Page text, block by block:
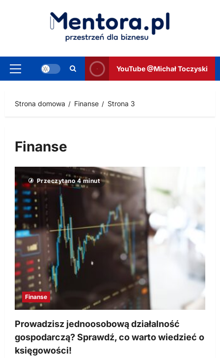
Menu
YouTube @Michał Toczyski
Strona domowa Finanse Strona 3
Finanse
Przeczytano 4 minut
Finanse
Prowadzisz jednoosobową działalność
gospodarczą? Sprawdź, co warto wiedzieć o
księgowości!